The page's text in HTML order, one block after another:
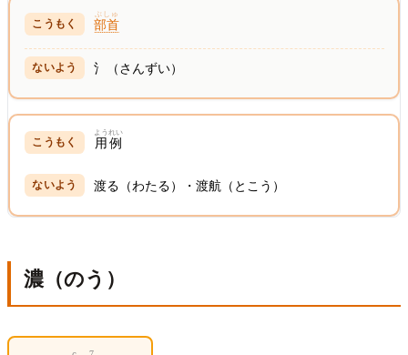
部首
ぶしゅ
氵（さんずい）
用例
ようれい
渡る（わたる）・渡航（とこう）
濃（のう）